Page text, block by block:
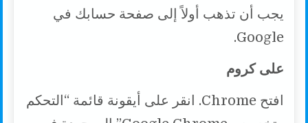
يجب أن تذهب أولاً إلى صفحة حسابك في
Google.
على كروم
افتح Chrome. انقر على أيقونة قائمة “التحكم